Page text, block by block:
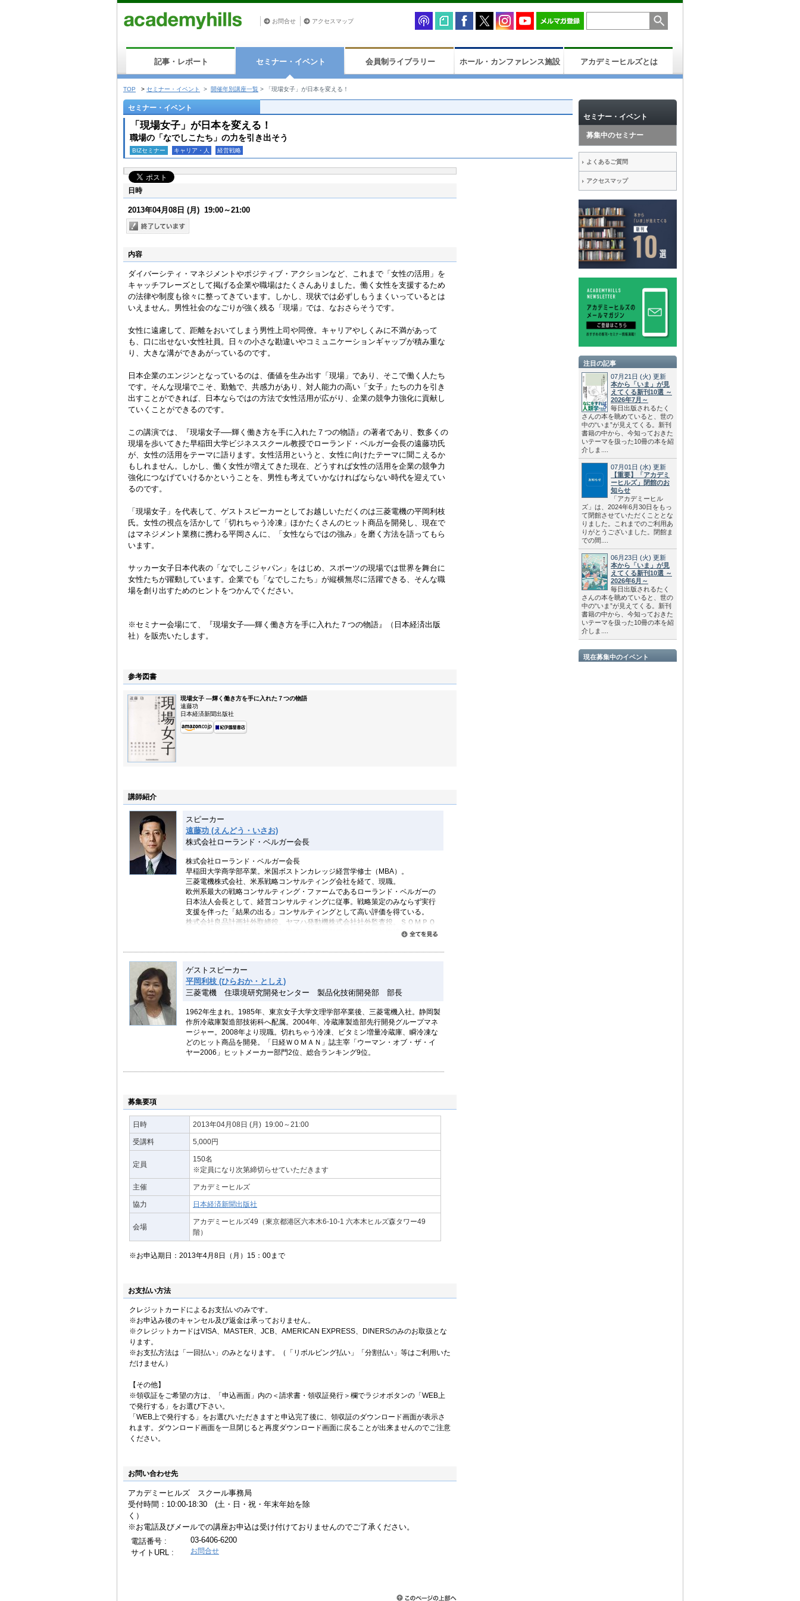
お問合せ アクセスマップ
記事・レポート セミナー・イベント 会員制ライブラリー ホール・カンファレンス施設 アカデミーヒルズとは
TOP > セミナー・イベント > 開催年別講座一覧 > 「現場女子」が日本を変える！
セミナー・イベント
「現場女子」が日本を変える！
職場の「なでしこたち」の力を引き出そう
BIZセミナー キャリア・人 経営戦略
日時
2013年04月08日 (月) 19:00～21:00
内容
ダイバーシティ・マネジメントやポジティブ・アクションなど、これまで「女性の活用」を
キャッチフレーズとして掲げる企業や職場はたくさんありました。働く女性を支援するため
の法律や制度も徐々に整ってきています。しかし、現状では必ずしもうまくいっているとは
いえません。男性社会のなごりが強く残る「現場」では、なおさらそうです。
女性に遠慮して、距離をおいてしまう男性上司や同僚。キャリアやしくみに不満があって
も、口に出せない女性社員。日々の小さな勘違いやコミュニケーションギャップが積み重な
り、大きな溝ができあがっているのです。
日本企業のエンジンとなっているのは、価値を生み出す「現場」であり、そこで働く人たち
です。そんな現場でこそ、勤勉で、共感力があり、対人能力の高い「女子」たちの力を引き
出すことができれば、日本ならではの方法で女性活用が広がり、企業の競争力強化に貢献し
ていくことができるのです。
この講演では、『現場女子──輝く働き方を手に入れた７つの物語』の著者であり、数多くの
現場を歩いてきた早稲田大学ビジネススクール教授でローランド・ベルガー会長の遠藤功氏
が、女性の活用をテーマに語ります。女性活用というと、女性に向けたテーマに聞こえるか
もしれません。しかし、働く女性が増えてきた現在、どうすれば女性の活用を企業の競争力
強化につなげていけるかということを、男性も考えていかなければならない時代を迎えてい
るのです。
「現場女子」を代表して、ゲストスピーカーとしてお越しいただくのは三菱電機の平岡利枝
氏。女性の視点を活かして「切れちゃう冷凍」ほかたくさんのヒット商品を開発し、現在で
はマネジメント業務に携わる平岡さんに、「女性ならではの強み」を磨く方法を語ってもら
います。
サッカー女子日本代表の「なでしこジャパン」をはじめ、スポーツの現場では世界を舞台に
女性たちが躍動しています。企業でも「なでしこたち」が縦横無尽に活躍できる、そんな職
場を創り出すためのヒントをつかんでください。
※セミナー会場にて、『現場女子──輝く働き方を手に入れた７つの物語』（日本経済出版
社）を販売いたします。
参考図書
現場女子 —輝く働き方を手に入れた７つの物語
遠藤功
日本経済新聞出版社
講師紹介
スピーカー
遠藤功 (えんどう・いさお)
株式会社ローランド・ベルガー会長
株式会社ローランド・ベルガー会長
早稲田大学商学部卒業。米国ボストンカレッジ経営学修士（MBA）。
三菱電機株式会社、米系戦略コンサルティング会社を経て、現職。
欧州系最大の戦略コンサルティング・ファームであるローランド・ベルガーの
日本法人会長として、経営コンサルティングに従事。戦略策定のみならず実行
支援を伴った「結果の出る」コンサルティングとして高い評価を得ている。
株式会社良品計画社外取締役。ヤマハ発動機株式会社社外監査役。ＳＯＭＰＯ
ホールディングス株式会社社外取締役。日新製鋼株式会社社外取締役。
レミアム戦略」 、「現場力復権」、「現場論」（いずれも東洋経済新報社）、
「『ＩＴ断食』のすすめ」、「現場女子」（いずれも日本経済新聞出版社）、
「日本企業にいま大切なこと」、「LFP」、「五能線物語」（いずれもPHP研
究所）、「未来のスケッチ」、「新幹線お掃除の天使たち」（いずれもあさ出
書」（いずれも光文社）、「図解 最強の現場力」（青春出版社）、「結論を
言おう、日本人にMBAはいらない」（角川新書）、「言える化」（潮出版
社）、「賢者のリーダーシップ」（日経BP社）などがある。「現場力を鍛え
る」はビジネス書評誌「TOPPOINT」の「2004年読者が選ぶベストブック」の
第1位に選ばれた。「見える化」は2006年（第6回）日経BP・BizTech図書賞を
ゲストスピーカー
平岡利枝 (ひらおか・としえ)
三菱電機 住環境研究開発センター 製品化技術開発部 部長
1962年生まれ。1985年、東京女子大学文理学部卒業後、三菱電機入社。静岡製
作所冷蔵庫製造部技術科へ配属。2004年、冷蔵庫製造部先行開発グループマネ
ージャー。2008年より現職。切れちゃう冷凍、ビタミン増量冷蔵庫、瞬冷凍な
どのヒット商品を開発。「日経ＷＯＭＡＮ」誌主宰「ウーマン・オブ・ザ・イ
ヤー2006」ヒットメーカー部門2位、総合ランキング9位。
募集要項
日時 2013年04月08日 (月) 19:00～21:00
受講料 5,000円
定員
150名
※定員になり次第締切らせていただきます
主催 アカデミーヒルズ
協力 日本経済新聞出版社
会場
アカデミーヒルズ49（東京都港区六本木6-10-1 六本木ヒルズ森タワー49
階）
※お申込期日：2013年4月8日（月）15：00まで
お支払い方法
クレジットカードによるお支払いのみです。
※お申込み後のキャンセル及び返金は承っておりません。
※クレジットカードはVISA、MASTER、JCB、AMERICAN EXPRESS、DINERSのみのお取扱とな
ります。
※お支払方法は「一回払い」のみとなります。（「リボルビング払い」「分割払い」等はご利用いた
だけません）
【その他】
※領収証をご希望の方は、「申込画面」内の＜請求書・領収証発行＞欄でラジオボタンの「WEB上
で発行する」をお選び下さい。
「WEB上で発行する」をお選びいただきますと申込完了後に、領収証のダウンロード画面が表示さ
れます。ダウンロード画面を一旦閉じると再度ダウンロード画面に戻ることが出来ませんのでご注意
ください。
お問い合わせ先
アカデミーヒルズ スクール事務局
受付時間：10:00-18:30 (土・日・祝・年末年始を除
く）
※お電話及びメールでの講座お申込は受け付けておりませんのでご了承ください。
電話番号 :
03-6406-6200
サイトURL :
お問合せ
セミナー・イベント
募集中のセミナー
よくあるご質問
アクセスマップ
注目の記事
07月21日 (火) 更新
本から「いま」が見
えてくる新刊10選 ～
2026年7月～
毎日出版されるたく
さんの本を眺めていると、世の
中の“いま”が見えてくる。新刊
書籍の中から、今知っておきた
いテーマを扱った10冊の本を紹
介しま....
07月01日 (水) 更新
【重要】「アカデミ
ーヒルズ」閉館のお
知らせ
「アカデミーヒル
ズ」は、2024年6月30日をもっ
て閉館させていただくこととな
りました。これまでのご利用あ
りがとうございました。閉館ま
での間....
06月23日 (火) 更新
本から「いま」が見
えてくる新刊10選 ～
2026年6月～
毎日出版されるたく
さんの本を眺めていると、世の
中の“いま”が見えてくる。新刊
書籍の中から、今知っておきた
いテーマを扱った10冊の本を紹
介しま....
現在募集中のイベント